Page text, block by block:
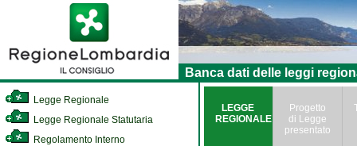
Banca dati delle leggi
Legge Regionale
Legge Regionale Statutaria
Regolamento Interno
LEGGE
REGIONALE
Progetto
di Legge
presentato